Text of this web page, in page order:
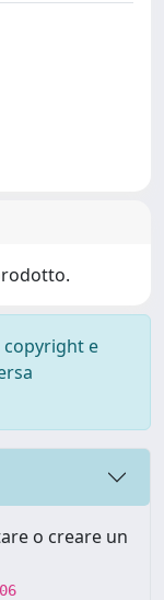
copyright e
o creare un